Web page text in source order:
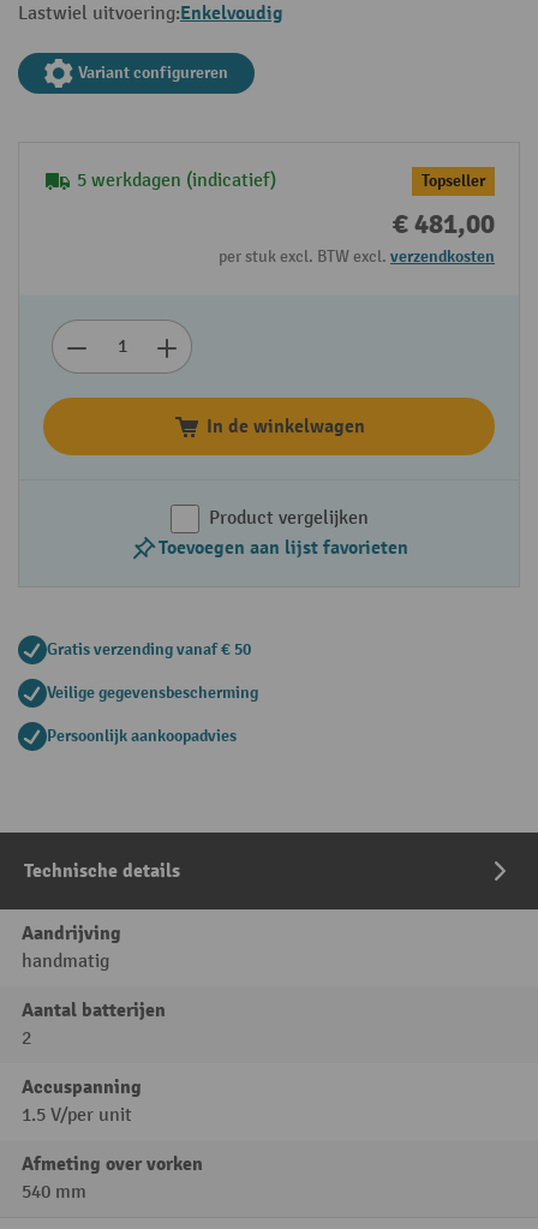
Lastwiel uitvoering:Enkelvoudig
Variant configureren
5 werkdagen (indicatief) Topseller
€ 481,00
per stuk excl. BTW excl. verzendkosten
In de winkelwagen
Product vergelijken
Toevoegen aan lijst favorieten
Gratis verzending vanaf € 50
Veilige gegevensbescherming
Persoonlijk aankoopadvies
Technische details
Aandrijving
handmatig
Aantal batterijen
2
Accuspanning
1.5 V/per unit
Afmeting over vorken
540 mm